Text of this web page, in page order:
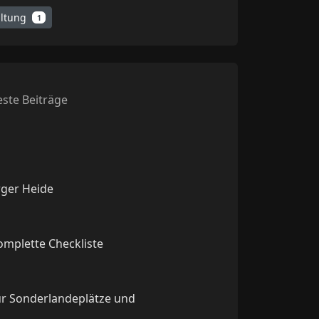
1
Beiträge
Heide
Checkliste
Sonderlandeplätze und